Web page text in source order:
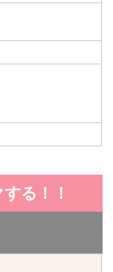
る！！